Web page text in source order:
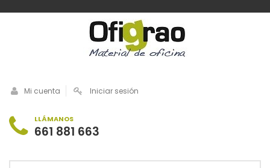
Mi cuenta Iniciar sesión
LLÁMANOS
661 881 663